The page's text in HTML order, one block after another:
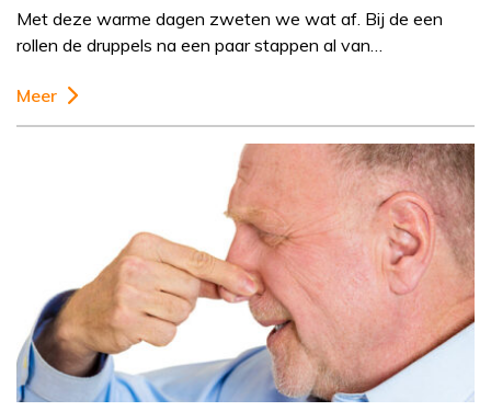
Met deze warme dagen zweten we wat af. Bij de een
rollen de druppels na een paar stappen al van…
Meer